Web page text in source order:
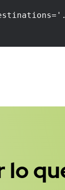
de
lo